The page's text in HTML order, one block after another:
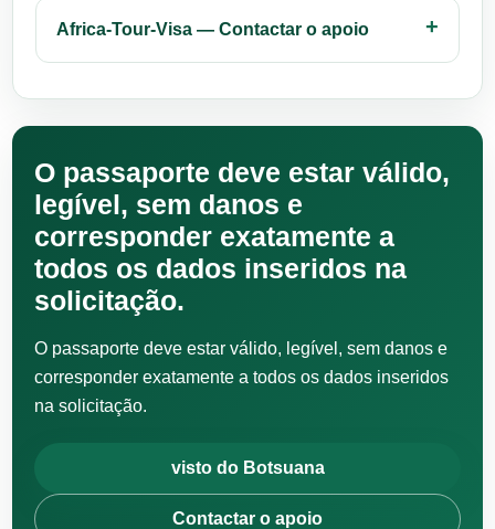
Africa-Tour-Visa — Contactar o apoio
O passaporte deve estar válido,
legível, sem danos e
corresponder exatamente a
todos os dados inseridos na
solicitação.
O passaporte deve estar válido, legível, sem danos e
corresponder exatamente a todos os dados inseridos
na solicitação.
visto do Botsuana
Contactar o apoio